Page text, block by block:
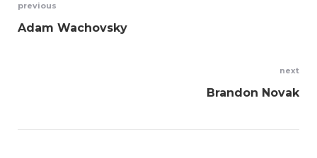
Post
previous
Adam Wachovsky
next
Brandon Novak